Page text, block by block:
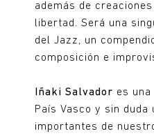
además de
libertad. Será una
del Jazz, un
composición e
Iñaki Salvador es
País Vasco y sin
importantes de